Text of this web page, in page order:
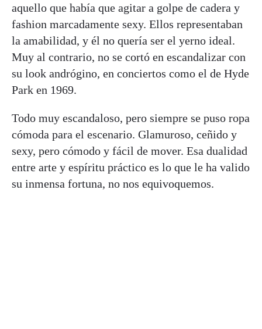
aquello que había que agitar a golpe de cadera y
fashion marcadamente sexy. Ellos representaban
la amabilidad, y él no quería ser el yerno ideal.
Muy al contrario, no se cortó en escandalizar con
su look andrógino, en conciertos como el de Hyde
Park en 1969.
Todo muy escandaloso, pero siempre se puso ropa
cómoda para el escenario. Glamuroso, ceñido y
sexy, pero cómodo y fácil de mover. Esa dualidad
entre arte y espíritu práctico es lo que le ha valido
su inmensa fortuna, no nos equivoquemos.